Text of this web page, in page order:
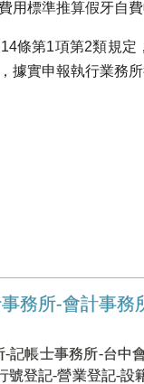
用標準推算假牙自
條第1項第2類規
據實申報執行業務
務所-會計事
記帳士事務所-台中
號登記-營業登記-